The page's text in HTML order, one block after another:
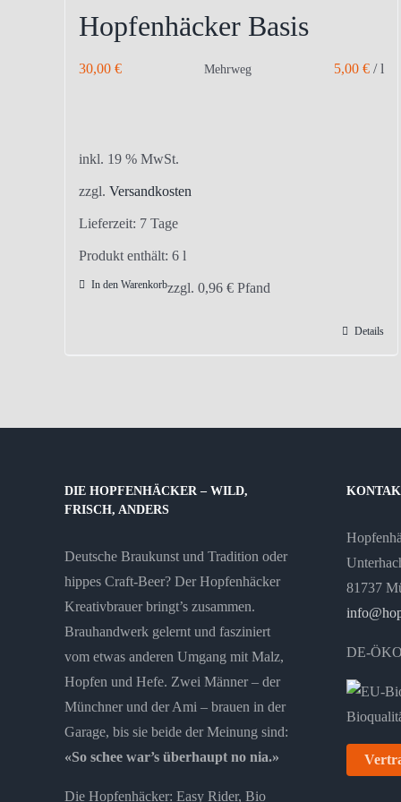
Hopfenhäcker Basis
30,00 € Mehrweg 5,00€ /l
inkl. 19 % MwSt.
zzgl. Versandkosten
Lieferzeit: 7 Tage
Produkt enthält: 6 l
In den Warenkorbzzgl. 0,96 € Pfand
Details
DIE HOPFENHÄCKER – WILD,
FRISCH, ANDERS
Deutsche Braukunst und Tradition oder
hippes Craft-Beer? Der Hopfenhäcker
Kreativbrauer bringt’s zusammen.
Brauhandwerk gelernt und fasziniert
vom etwas anderen Umgang mit Malz,
Hopfen und Hefe. Zwei Männer – der
Münchner und der Ami – brauen in der
Garage, bis sie beide der Meinung sind:
«So schee war’s überhaupt no nia.»
Die Hopfenhäcker: Easy Rider, Bio
81737
DE-